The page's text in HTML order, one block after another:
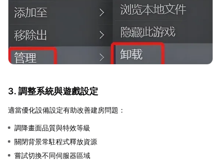
3. 調整系統與遊戲設定
適當優化設備設定有助改善建房問題：
調降畫面品質與特效等級
關閉背景常駐程式釋放資源
嘗試切換不同伺服器區域